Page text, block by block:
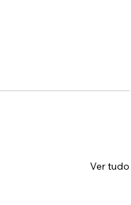
Ver tudo